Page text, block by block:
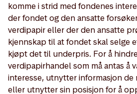
komme i strid med fondenes
der fondet og den ansatte
verdipapir eller der den ansatte
kjennskap til at fondet skal selge
kjøpt det til underpris. For å
verdipapirhandel som må antas å
interesse, utnytter informasjon
eller utnytter sin posisjon for å